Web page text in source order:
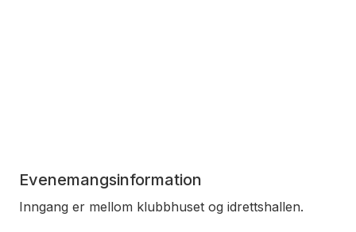
Evenemangsinformation
Inngang er mellom klubbhuset og idrettshallen.